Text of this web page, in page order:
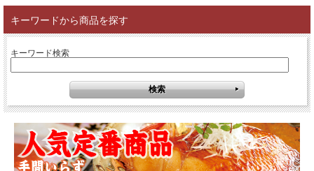
キーワードから商品を探す
キーワード検索